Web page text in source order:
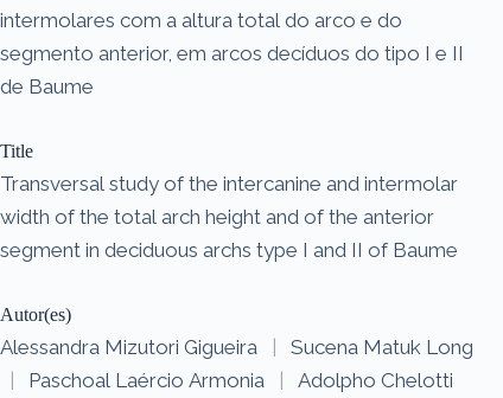
intermolares com a altura total do arco e do
segmento anterior, em arcos decíduos do tipo I e II
de Baume
Title
Transversal study of the intercanine and intermolar
width of the total arch height and of the anterior
segment in deciduous archs type I and II of Baume
Autor(es)
Alessandra Mizutori Gigueira |
Sucena Matuk Long
|
Paschoal Laércio Armonia | Adolpho Chelotti